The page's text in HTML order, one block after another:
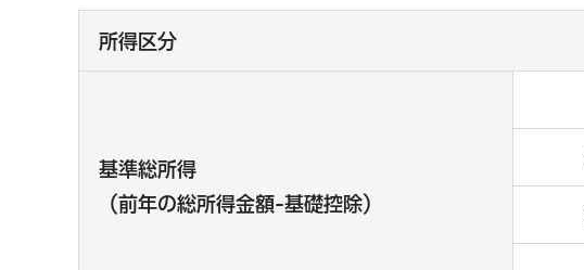
所得区分
基準総所得
（前年の総所得金額-基礎控除）